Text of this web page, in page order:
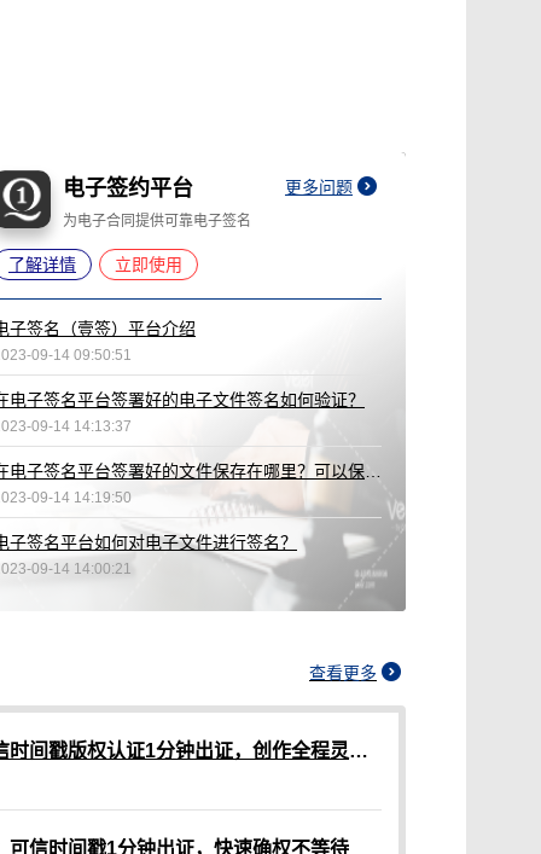
电子签约平台 更多问题
为电子合同提供可靠电子签名
了解详情 立即使用
子签名（壹签）平台介绍
09-14 09:50:51
电子签名平台签署好的电子文件签名如何验证？
09-14 14:13:37
09-14 14:19:50
子签名平台如何对电子文件进行签名？
09-14 14:00:21
查看更多
传统版权登记耗时长？可信时间戳版权认证1分钟出证，创作全程灵活确权
可信时间戳1分钟出证，快速确权不等待